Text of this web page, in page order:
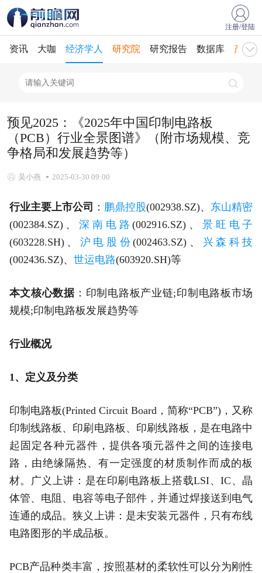
注册/登陆
资讯 大咖 经济学人 研究院 研究报告 数据库 产业
预见2025：《2025年中国印制电路板
（PCB）行业全景图谱》（附市场规模、竞
争格局和发展趋势等）
吴小燕 2025-03-30 09:00
行业主要上市公司 ： 鹏鼎控股(002938.SZ)、 东山精密
(002384.SZ)、深南电路(002916.SZ)、景旺电子
(603228.SH)、 沪电股份(002463.SZ)、 兴森科技
(002436.SZ)、 世运电路(603920.SH)等
本文核心数据：印制电路板产业链;印制电路板市场
规模;印制电路板发展趋势等
行业概况
1、定义及分类
印制电路板(Printed Circuit Board，简称“PCB”)，又称
印制线路板、印刷电路板、印刷线路板，是在电路中
起固定各种元器件，提供各项元器件之间的连接电
路，由绝缘隔热、有一定强度的材质制作而成的板
材。广义上讲：是在印刷电路板上搭载LSI、IC、晶
体管、电阻、电容等电子部件，并通过焊接送到电气
连通的成品。狭义上讲：是未安装元器件，只有布线
电路图形的半成品板。
PCB产品种类丰富，按照基材的柔软性可以分为刚性